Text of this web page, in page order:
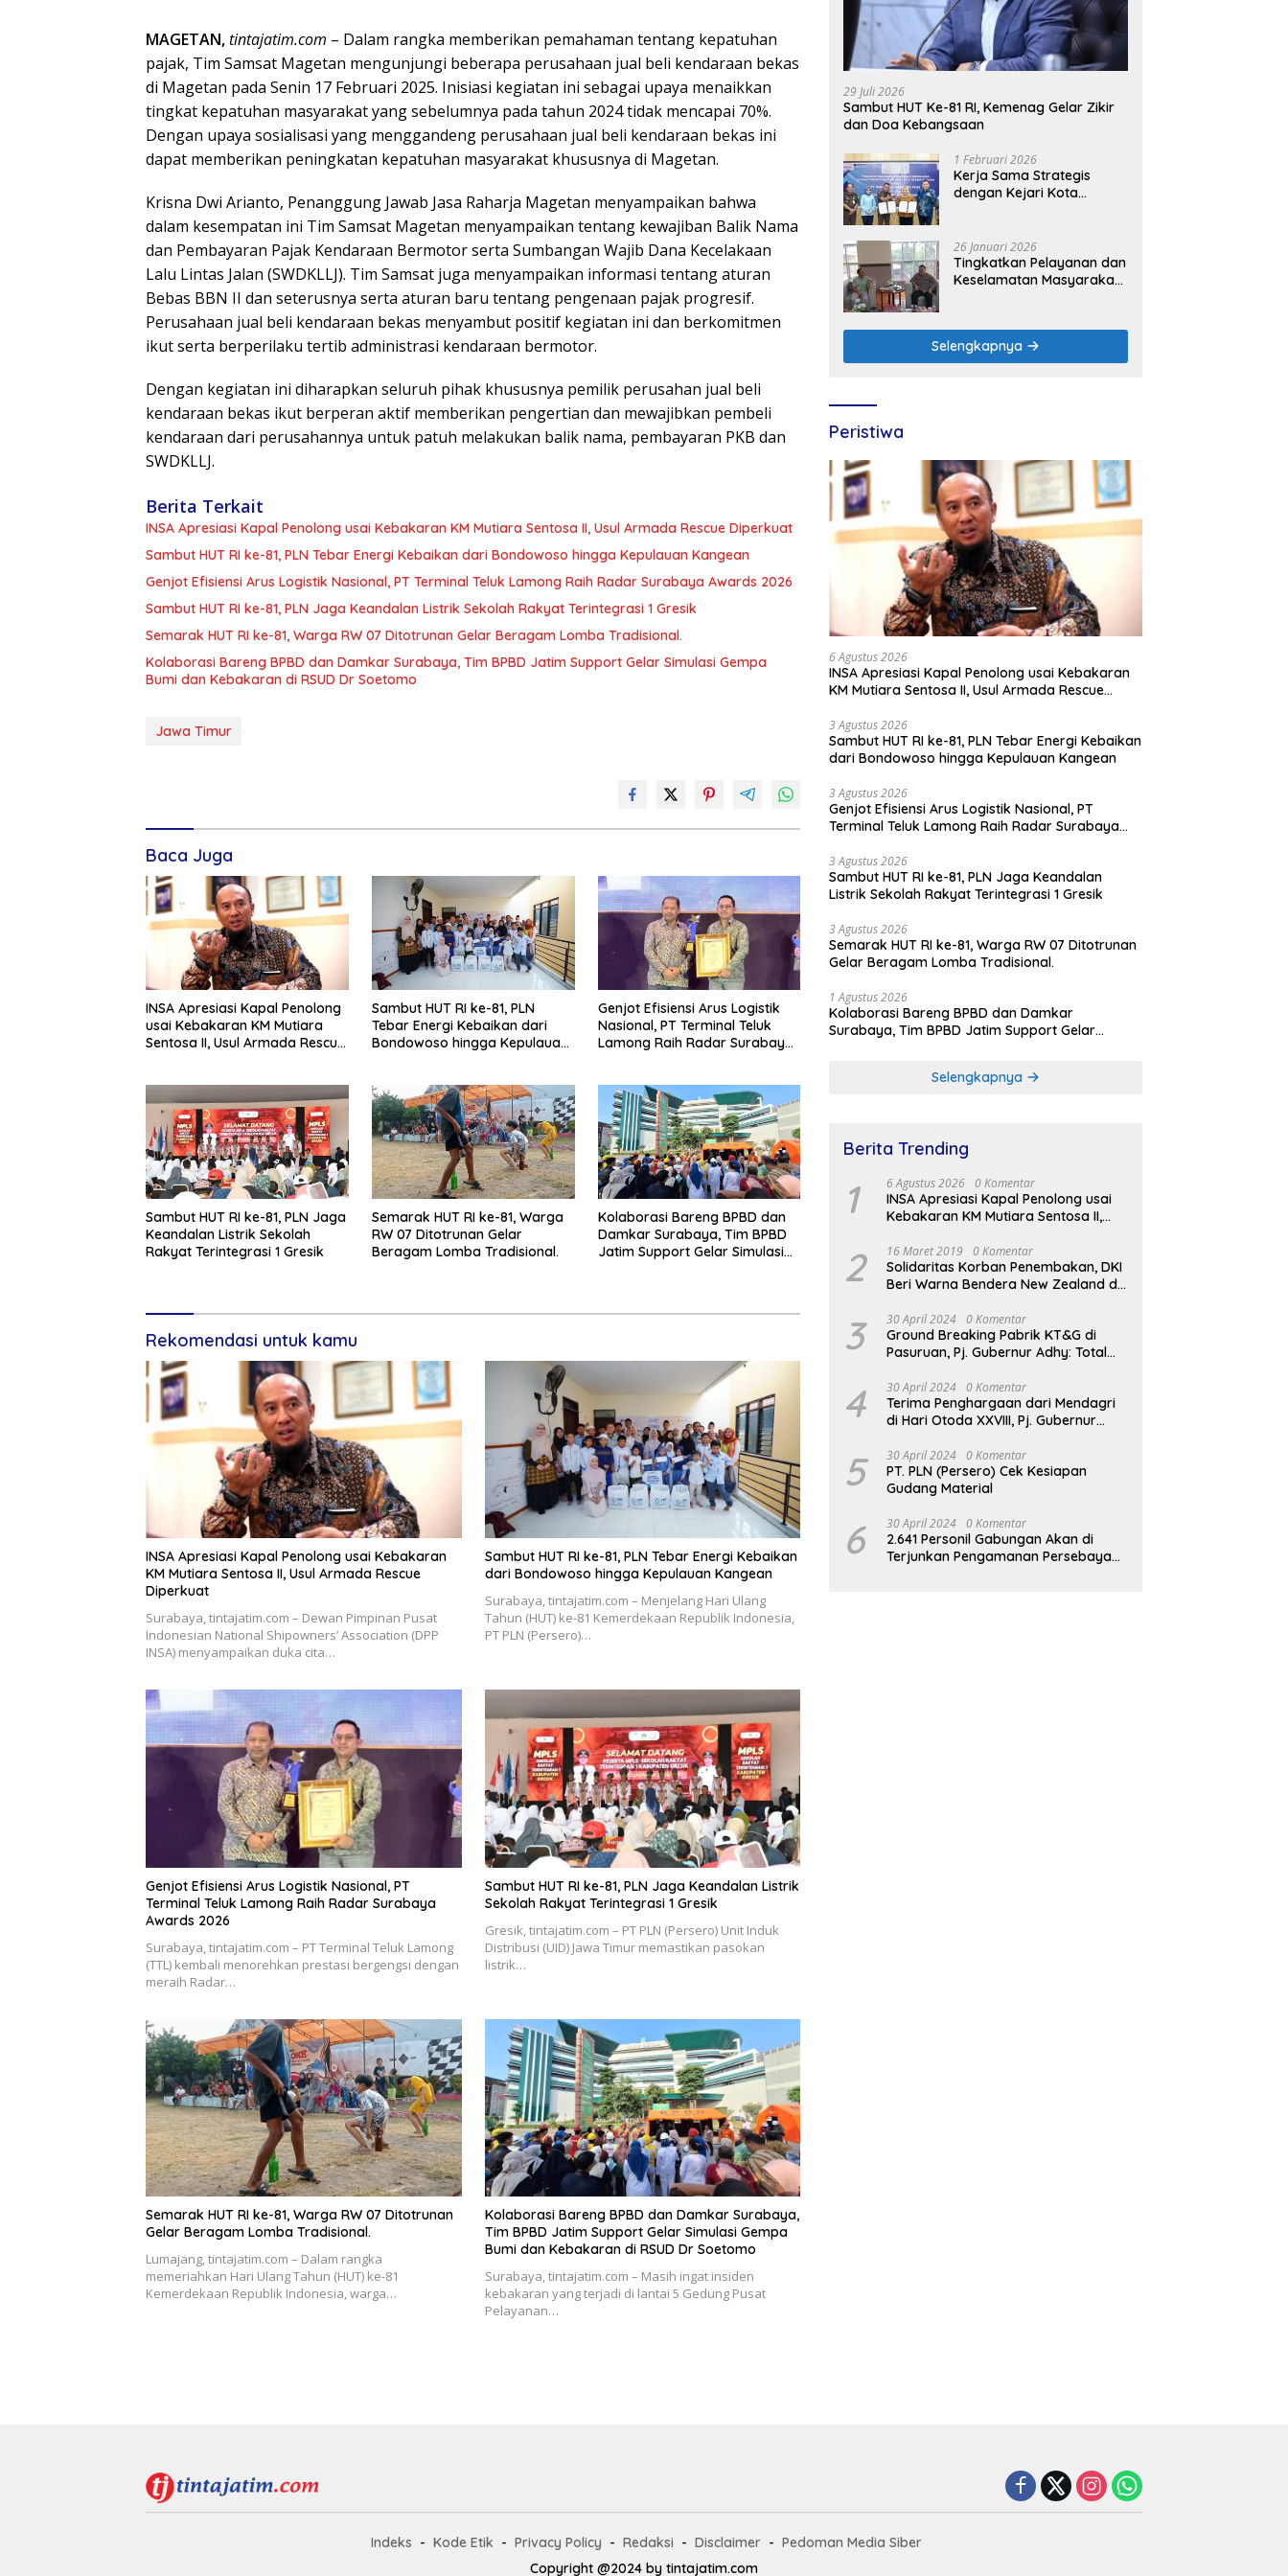
MAGETAN,tintajatim.com – Dalam rangka memberikan pemahaman tentang kepatuhan
pajak, Tim Samsat Magetan mengunjungi beberapa perusahaan jual beli kendaraan bekas
di Magetan pada Senin 17 Februari 2025. Inisiasi kegiatan ini sebagai upaya menaikkan
tingkat kepatuhan masyarakat yang sebelumnya pada tahun 2024 tidak mencapai 70%.
Dengan upaya sosialisasi yang menggandeng perusahaan jual beli kendaraan bekas ini
dapat memberikan peningkatan kepatuhan masyarakat khususnya di Magetan.
Krisna Dwi Arianto, Penanggung Jawab Jasa Raharja Magetan menyampaikan bahwa
dalam kesempatan ini Tim Samsat Magetan menyampaikan tentang kewajiban Balik Nama
dan Pembayaran Pajak Kendaraan Bermotor serta Sumbangan Wajib Dana Kecelakaan
Lalu Lintas Jalan (SWDKLLJ). Tim Samsat juga menyampaikan informasi tentang aturan
Bebas BBN II dan seterusnya serta aturan baru tentang pengenaan pajak progresif.
Perusahaan jual beli kendaraan bekas menyambut positif kegiatan ini dan berkomitmen
ikut serta berperilaku tertib administrasi kendaraan bermotor.
Dengan kegiatan ini diharapkan seluruh pihak khususnya pemilik perusahan jual beli
kendaraan bekas ikut berperan aktif memberikan pengertian dan mewajibkan pembeli
kendaraan dari perusahannya untuk patuh melakukan balik nama, pembayaran PKB dan
SWDKLLJ.
Berita Terkait
INSA Apresiasi Kapal Penolong usai Kebakaran KM Mutiara Sentosa II, Usul Armada Rescue Diperkuat
Sambut HUT RI ke-81, PLN Tebar Energi Kebaikan dari Bondowoso hingga Kepulauan Kangean
Genjot Efisiensi Arus Logistik Nasional, PT Terminal Teluk Lamong Raih Radar Surabaya Awards 2026
Sambut HUT RI ke-81, PLN Jaga Keandalan Listrik Sekolah Rakyat Terintegrasi 1 Gresik
Semarak HUT RI ke-81, Warga RW 07 Ditotrunan Gelar Beragam Lomba Tradisional.
Kolaborasi Bareng BPBD dan Damkar Surabaya, Tim BPBD Jatim Support Gelar Simulasi Gempa
Bumi dan Kebakaran di RSUD Dr Soetomo
Jawa Timur
Baca Juga
INSA Apresiasi Kapal Penolong
usai Kebakaran KM Mutiara
Sentosa II, Usul Armada Rescue
Sambut HUT RI ke-81, PLN
Tebar Energi Kebaikan dari
Bondowoso hingga Kepulauan
Genjot Efisiensi Arus Logistik
Nasional, PT Terminal Teluk
Lamong Raih Radar Surabaya
Sambut HUT RI ke-81, PLN Jaga
Keandalan Listrik Sekolah
Rakyat Terintegrasi 1 Gresik
Semarak HUT RI ke-81, Warga
RW 07 Ditotrunan Gelar
Beragam Lomba Tradisional.
Kolaborasi Bareng BPBD dan
Damkar Surabaya, Tim BPBD
Jatim Support Gelar Simulasi
Rekomendasi untuk kamu
INSA Apresiasi Kapal Penolong usai Kebakaran
KM Mutiara Sentosa II, Usul Armada Rescue
Diperkuat
Surabaya, tintajatim.com – Dewan Pimpinan Pusat
Indonesian National Shipowners’ Association (DPP
INSA) menyampaikan duka cita…
Sambut HUT RI ke-81, PLN Tebar Energi Kebaikan
dari Bondowoso hingga Kepulauan Kangean
Surabaya, tintajatim.com – Menjelang Hari Ulang
Tahun (HUT) ke-81 Kemerdekaan Republik Indonesia,
PT PLN (Persero)…
Genjot Efisiensi Arus Logistik Nasional, PT
Terminal Teluk Lamong Raih Radar Surabaya
Awards 2026
Surabaya, tintajatim.com – PT Terminal Teluk Lamong
(TTL) kembali menorehkan prestasi bergengsi dengan
meraih Radar…
Sambut HUT RI ke-81, PLN Jaga Keandalan Listrik
Sekolah Rakyat Terintegrasi 1 Gresik
Gresik, tintajatim.com – PT PLN (Persero) Unit Induk
Distribusi (UID) Jawa Timur memastikan pasokan
listrik…
Semarak HUT RI ke-81, Warga RW 07 Ditotrunan
Gelar Beragam Lomba Tradisional.
Lumajang, tintajatim.com – Dalam rangka
memeriahkan Hari Ulang Tahun (HUT) ke-81
Kemerdekaan Republik Indonesia, warga…
Kolaborasi Bareng BPBD dan Damkar Surabaya,
Tim BPBD Jatim Support Gelar Simulasi Gempa
Bumi dan Kebakaran di RSUD Dr Soetomo
Surabaya, tintajatim.com – Masih ingat insiden
kebakaran yang terjadi di lantai 5 Gedung Pusat
Pelayanan…
29 Juli 2026
Sambut HUT Ke-81 RI, Kemenag Gelar Zikir
dan Doa Kebangsaan
1 Februari 2026
Kerja Sama Strategis
dengan Kejari Kota
Green Enabler di Jawa
Timur
26 Januari 2026
Tingkatkan Pelayanan dan
Keselamatan Masyarakat,
Polres Nganjuk
Selengkapnya
Peristiwa
6 Agustus 2026
INSA Apresiasi Kapal Penolong usai Kebakaran
KM Mutiara Sentosa II, Usul Armada Rescue
3 Agustus 2026
Sambut HUT RI ke-81, PLN Tebar Energi Kebaikan
dari Bondowoso hingga Kepulauan Kangean
3 Agustus 2026
Genjot Efisiensi Arus Logistik Nasional, PT
Terminal Teluk Lamong Raih Radar Surabaya
3 Agustus 2026
Sambut HUT RI ke-81, PLN Jaga Keandalan
Listrik Sekolah Rakyat Terintegrasi 1 Gresik
3 Agustus 2026
Semarak HUT RI ke-81, Warga RW 07 Ditotrunan
Gelar Beragam Lomba Tradisional.
1 Agustus 2026
Kolaborasi Bareng BPBD dan Damkar
Surabaya, Tim BPBD Jatim Support Gelar
Selengkapnya
Berita Trending
1 6 Agustus 2026 0 Komentar
INSA Apresiasi Kapal Penolong usai
Kebakaran KM Mutiara Sentosa II,
2 16 Maret 2019 0 Komentar
Solidaritas Korban Penembakan, DKI
Beri Warna Bendera New Zealand di
3 30 April 2024 0 Komentar
Ground Breaking Pabrik KT&G di
Pasuruan, Pj. Gubernur Adhy: Total
Serap Ribuan Tenaga Kerja
4 30 April 2024 0 Komentar
Terima Penghargaan dari Mendagri
di Hari Otoda XXVIII, Pj. Gubernur
Reformasi Birokrasi Jadi Kunci
Keberhasilan Jatim
5 30 April 2024 0 Komentar
PT. PLN (Persero) Cek Kesiapan
Gudang Material
6 30 April 2024 0 Komentar
2.641 Personil Gabungan Akan di
Terjunkan Pengamanan Persebaya
Indeks Kode Etik Privacy Policy Redaksi Disclaimer
Pedoman Media Siber
Copyright @2024 by tintajatim.com